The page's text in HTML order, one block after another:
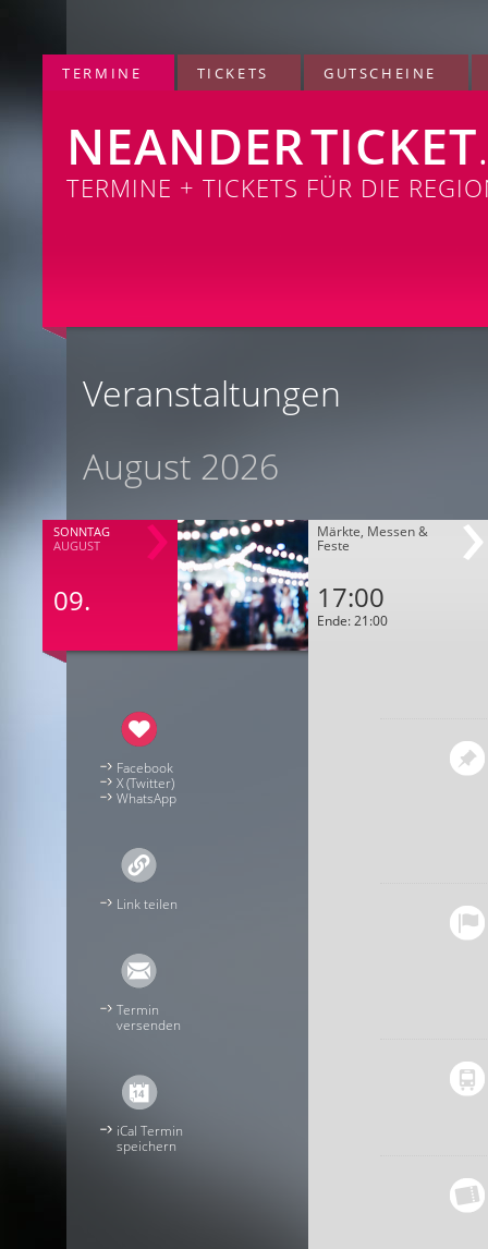
TERMINE TICKETS GUTSCHEINE
NEANDERTICKET
TERMINE + TICKETS FÜR DIE
Veranstaltungen
August 2026
SONNTAG
AUGUST
09.
Märkte, Messen &
Feste
17:00
Ende: 21:00
Facebook
X (Twitter)
WhatsApp
Link teilen
Termin
versenden
iCal Termin
speichern